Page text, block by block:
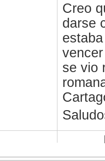
Creo
darse
se vio